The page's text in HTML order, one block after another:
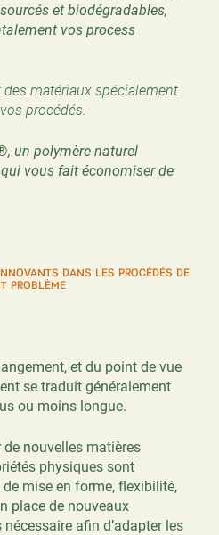
et biodégradables,
vos process
des matériaux spécialement
procédés.
, un polymère naturel
vous fait économiser de
DANS LES PROCÉDÉS DE
PROBLÈME
et du point de vue
se traduit généralement
ou moins longue.
de nouvelles matières
physiques sont
mise en forme, flexibilité,
place de nouveaux
nécessaire afin d’adapter les